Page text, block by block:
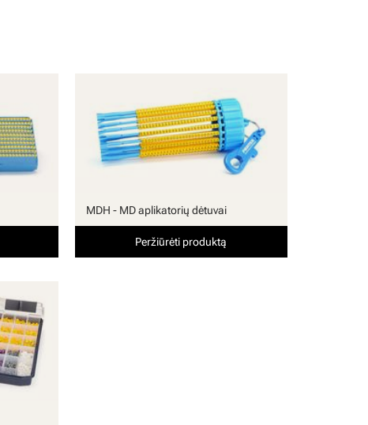
MDH - MD aplikatorių dėtuvai
Peržiūrėti produktą